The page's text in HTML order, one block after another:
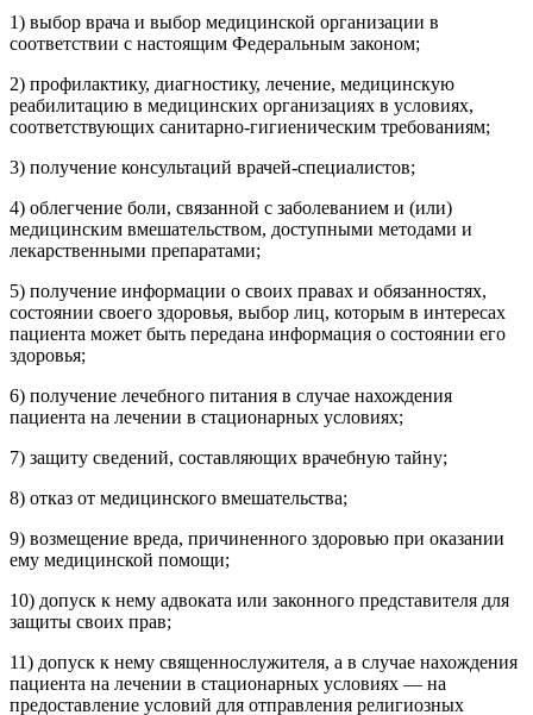
1) выбор врача и выбор медицинской организации в
соответствии с настоящим Федеральным законом;
2) профилактику, диагностику, лечение, медицинскую
реабилитацию в медицинских организациях в условиях,
соответствующих санитарно-гигиеническим требованиям;
3) получение консультаций врачей-специалистов;
4) облегчение боли, связанной с заболеванием и (или)
медицинским вмешательством, доступными методами и
лекарственными препаратами;
5) получение информации о своих правах и обязанностях,
состоянии своего здоровья, выбор лиц, которым в интересах
пациента может быть передана информация о состоянии его
здоровья;
6) получение лечебного питания в случае нахождения
пациента на лечении в стационарных условиях;
7) защиту сведений, составляющих врачебную тайну;
8) отказ от медицинского вмешательства;
9) возмещение вреда, причиненного здоровью при оказании
ему медицинской помощи;
10) допуск к нему адвоката или законного представителя для
защиты своих прав;
11) допуск к нему священнослужителя, а в случае нахождения
пациента на лечении в стационарных условиях — на
предоставление условий для отправления религиозных